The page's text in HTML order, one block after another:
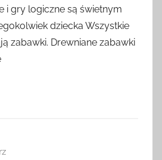
i gry logiczne są świetnym
dziecka Wszystkie
zabawki. Drewniane zabawki